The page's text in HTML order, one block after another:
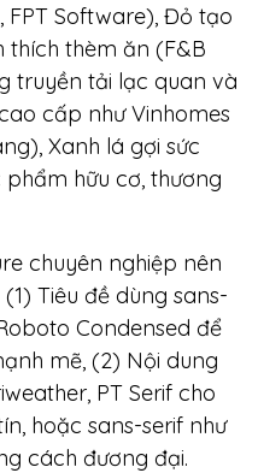
Software), Đỏ tạo
thèm ăn (F&B
truyền tải lạc quan và
cấp như Vinhomes
Xanh lá gợi sức
hữu cơ, thương
chuyên nghiệp nên
Tiêu đề dùng sans-
Condensed để
mẽ, (2) Nội dung
PT Serif cho
hoặc sans-serif như
cách đương đại.